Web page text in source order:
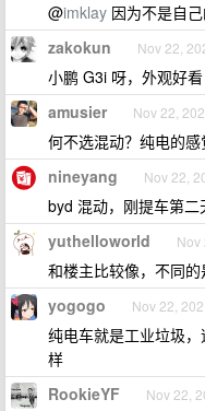
@imklay 因为不是自
zakokun Nov 22,
小鹏 G3i 呀，外观好
amusier Nov 22,
何不选混动？纯电的感
nineyang Nov 22,
byd 混动，刚提车第二
yuthelloworld Nov
和楼主比较像，不同
yogogo Nov 22,
纯电车就是工业垃圾
样
RookieYF Nov 22,